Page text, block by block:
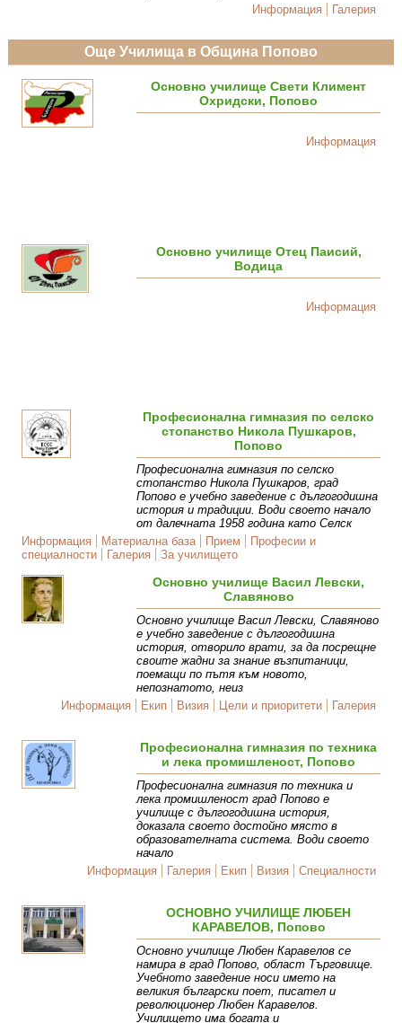
Информация
Галерия
Още Училища в Община Попово
Основно училище Свети Климент
Охридски, Попово
Информация
Основно училище Отец Паисий,
Водица
Информация
Професионална гимназия по селско
стопанство Никола Пушкаров,
Попово
Професионална гимназия по селско
стопанство Никола Пушкаров, град
Попово е учебно заведение с дългогодишна
история и традиции. Води своето начало
от далечната 1958 година като Селск
Информация
Материална база Прием
Професии и
специалности
Галерия За училището
Основно училище Васил Левски,
Славяново
Основно училище Васил Левски, Славяново
е учебно заведение с дългогодишна
история, отворило врати, за да посрещне
своите жадни за знание възпитаници,
поемащи по пътя към новото,
непознатото, неиз
Информация
Екип Визия Цели и приоритети Галерия
Професионална гимназия по техника
и лека промишленост, Попово
Професионална гимназия по техника и
лека промишленост град Попово е
училище с дългогодишна история,
доказала своето достойно място в
образователната система. Води своето
начало
Информация
Галерия Екип Визия Специалности
ОСНОВНО УЧИЛИЩЕ ЛЮБЕН
КАРАВЕЛОВ, Попово
Основно училище Любен Каравелов се
намира в град Попово, област Търговище.
Учебното заведение носи името на
великия български поет, писател и
революционер Любен Каравелов.
Училището има богата и